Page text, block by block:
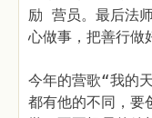
励 营员。最后法
心做事，把善行做
今年的营歌“我的
都有他的不同，要